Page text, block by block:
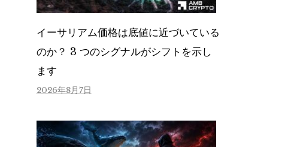
イーサリアム価格は底値に近づいている
のか？ 3 つのシグナルがシフトを示し
ます
2026年8月7日